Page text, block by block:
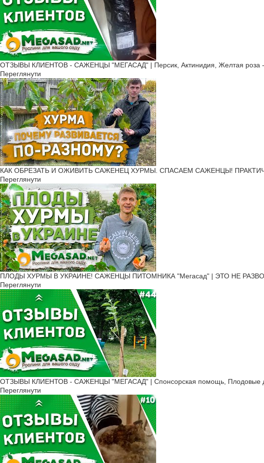
ОТЗЫВЫ КЛИЕНТОВ - САЖЕНЦЫ "МЕГАСАД" | Персик, Актинидия, Желтая роза -
Переглянути
КАК ОБРЕЗАТЬ И ОЖИВИТЬ САЖЕНЕЦ ХУРМЫ. СПАСАЕМ САЖЕНЦЫ!
Переглянути
ПЛОДЫ ХУРМЫ В УКРАИНЕ! САЖЕНЦЫ ПИТОМНИКА "Мегасад" | ЭТО НЕ РАЗВОД -
Переглянути
ОТЗЫВЫ КЛИЕНТОВ - САЖЕНЦЫ "МЕГАСАД" | Cпонсорская помощь, Плодовые
Переглянути